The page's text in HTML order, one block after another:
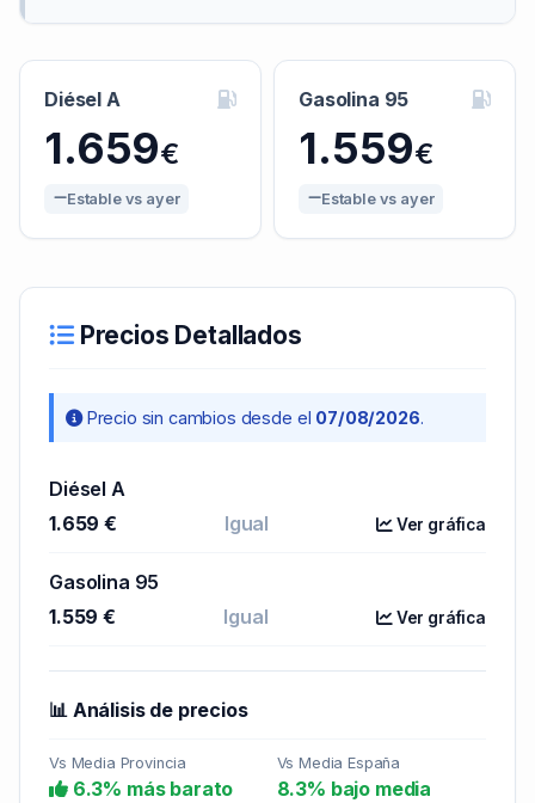
Diésel A
1.659€
Estable vs ayer
Gasolina 95
1.559€
Estable vs ayer
Precios Detallados
Precio sin cambios desde el 07/08/2026.
Diésel A
1.659 €
Igual Ver gráfica
Gasolina 95
1.559 €
Igual Ver gráfica
📊 Análisis de precios
Vs Media Provincia
6.3% más barato
Vs Media España
8.3% bajo media